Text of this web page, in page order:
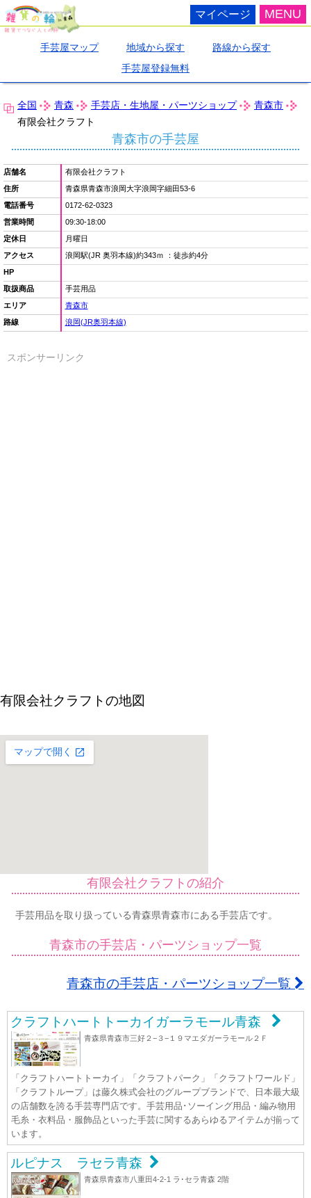
MENU
マイページ
手芸屋マップ 地域から探す
路線から探す
手芸屋登録無料
全国 青森 手芸店・生地屋・パーツショップ
青森市
有限会社クラフト
青森市の手芸屋
店舗名
有限会社クラフト
住所
青森県青森市浪岡大字浪岡字細田53-6
電話番号
0172-62-0323
営業時間
09:30-18:00
定休日
月曜日
アクセス
浪岡駅(JR 奥羽本線)約343ｍ ：徒歩約4分
HP
取扱商品
手芸用品
エリア
青森市
路線
浪岡(JR奥羽本線)
スポンサーリンク
有限会社クラフトの地図
有限会社クラフトの紹介
手芸用品を取り扱っている青森県青森市にある手芸店です。
青森市の手芸店・パーツショップ一覧
青森市の手芸店・パーツショップ一覧
クラフトハートトーカイガーラモール青森
青森県青森市三好２−３−１９マエダガーラモール２Ｆ
「クラフトハートトーカイ」「クラフトパーク」「クラフトワールド」
「クラフトループ」は藤久株式会社のグループブランドで、日本最大級
の店舗数を誇る手芸専門店です。手芸用品･ソーイング用品・編み物用
毛糸・衣料品・服飾品といった手芸に関するあらゆるアイテムが揃って
います。
ルピナス ラセラ青森
青森県青森市八重田4-2-1 ラ･セラ青森 2階